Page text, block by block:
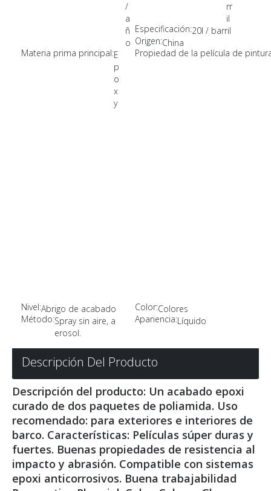
/
a
ñ
o
rr
il
Especificación:20l / barril
Origen:China
Materia prima principal:E
p
o
x
y
Propiedad de la película de
Nivel:Abrigo de acabado Color:Colores
Método:Spray sin aire, a
erosol.
Apariencia:Líquido
Descripción Del Producto
Descripción del producto: Un acabado epoxi
curado de dos paquetes de poliamida. Uso
recomendado: para exteriores e interiores de
barco. Características: Películas súper duras y
fuertes. Buenas propiedades de resistencia al
impacto y abrasión. Compatible con sistemas
epoxi anticorrosivos. Buena trabajabilidad